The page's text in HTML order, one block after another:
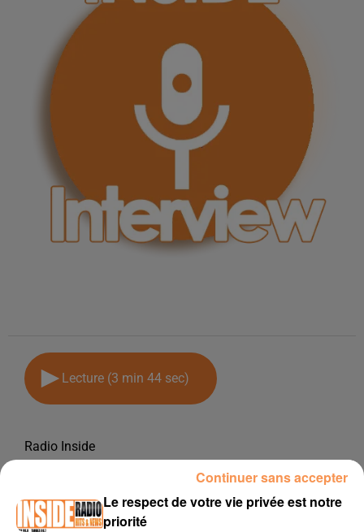
Lecture (3 min 44 sec)
Radio Inside
INTERVIEW DE FABRICE LIMOUZIN"3ÈME ÉDITION DU FESTIVAL DE
MAGIE" À ORTHEZ, SUR RADIO INSIDE
Le respect de votre vie privée est notre
priorité
Continuer sans accepter